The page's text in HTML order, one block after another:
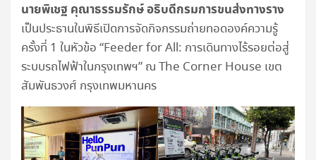
นายพิเชฐ คุณาธรรมรักษ์ อธิบดีกรมการขนส่งทางราง
เป็นประธานในพิธีเปิดการจัดกิจกรรมถ่ายทอดองค์ความรู้
ครั้งที่ 1 ในหัวข้อ “Feeder for All: การเดินทางไร้รอยต่อสู่
ระบบรถไฟฟ้าในกรุงเทพฯ” ณ The Corner House เขต
สัมพันธวงศ์ กรุงเทพมหานคร